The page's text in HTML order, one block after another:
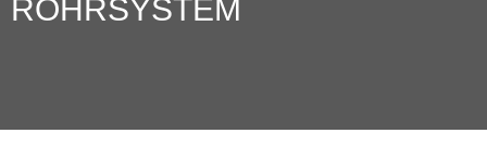
ROHRSYSTEM